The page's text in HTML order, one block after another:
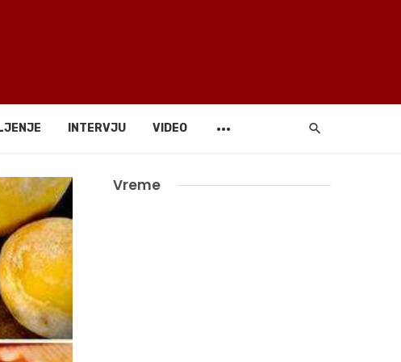
INTERVJU VIDEO
Vreme